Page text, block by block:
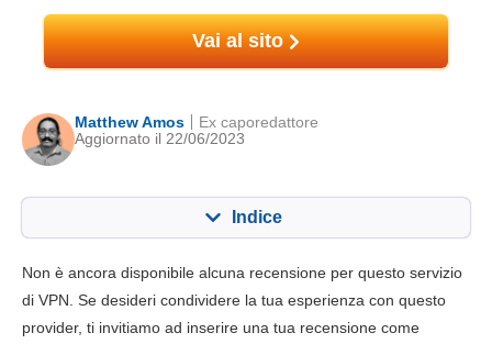
Vai al sito
Matthew Amos
Aggiornato il 22/06/2023
Ex caporedattore
Indice
Funzionalità chiave 5.5
Installazione e app 5.3
Non è ancora disponibile alcuna recensione per questo servizio
di VPN. Se desideri condividere la tua esperienza con questo
provider, ti invitiamo ad inserire una tua recensione come